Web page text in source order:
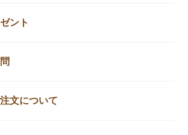
ント
文について